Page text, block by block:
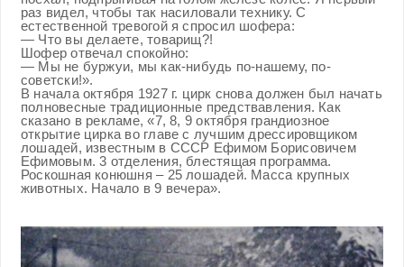
раз видел, чтобы так насиловали технику. С
естественной тревогой я спросил шофера:
— Что вы делаете, товарищ?!
Шофер отвечал спокойно:
— Мы не буржуи, мы как-нибудь по-нашему, по-
советски!».
В начала октября 1927 г. цирк снова должен был начать
полновесные традиционные предствавления. Как
сказано в рекламе, «7, 8, 9 октября грандиозное
открытие цирка во главе с лучшим дрессировщиком
лошадей, известным в СССР Ефимом Борисовичем
Ефимовым. 3 отделения, блестящая программа.
Роскошная конюшня – 25 лошадей. Масса крупных
животных. Начало в 9 вечера».